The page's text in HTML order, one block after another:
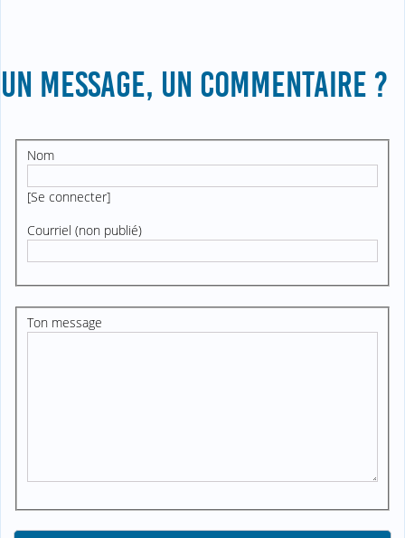
UN MESSAGE, UN COMMENTAIRE ?
Nom
[Se connecter]
Courriel (non publié)
Ton message